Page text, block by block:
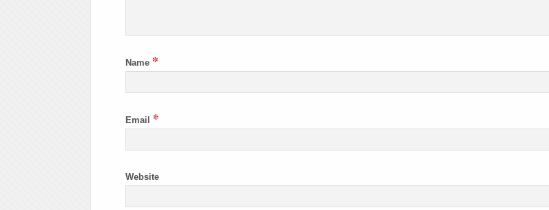
Name *
Email *
Website